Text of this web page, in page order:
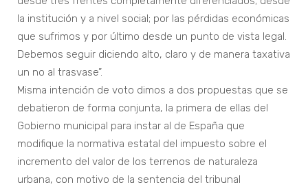
la institución y a nivel social; por las pérdidas económicas
que sufrimos y por último desde un punto de vista legal.
Debemos seguir diciendo alto, claro y de manera taxativa
un no al trasvase”.
Misma intención de voto dimos a dos propuestas que se
debatieron de forma conjunta, la primera de ellas del
Gobierno municipal para instar al de España que
modifique la normativa estatal del impuesto sobre el
incremento del valor de los terrenos de naturaleza
urbana, con motivo de la sentencia del tribunal